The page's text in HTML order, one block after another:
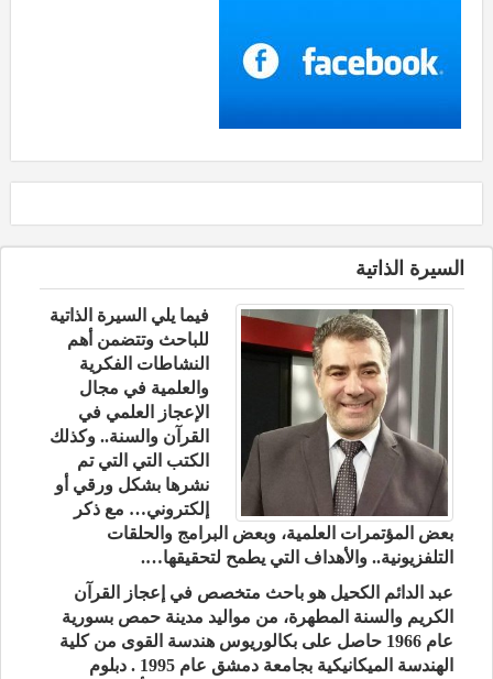
السيرة الذاتية
فيما يلي السيرة الذاتية
للباحث وتتضمن أهم
النشاطات الفكرية
والعلمية في مجال
الإعجاز العلمي في
القرآن والسنة.. وكذلك
الكتب التي التي تم
نشرها بشكل ورقي أو
إلكتروني… مع ذكر
بعض المؤتمرات العلمية، وبعض البرامج والحلقات
التلفزيونية.. والأهداف التي يطمح لتحقيقها….
عبد الدائم الكحيل هو باحث متخصص في إعجاز القرآن
الكريم والسنة المطهرة، من مواليد مدينة حمص بسورية
عام 1966 حاصل على بكالوريوس هندسة القوى من كلية
الهندسة الميكانيكية بجامعة دمشق عام 1995 . دبلوم